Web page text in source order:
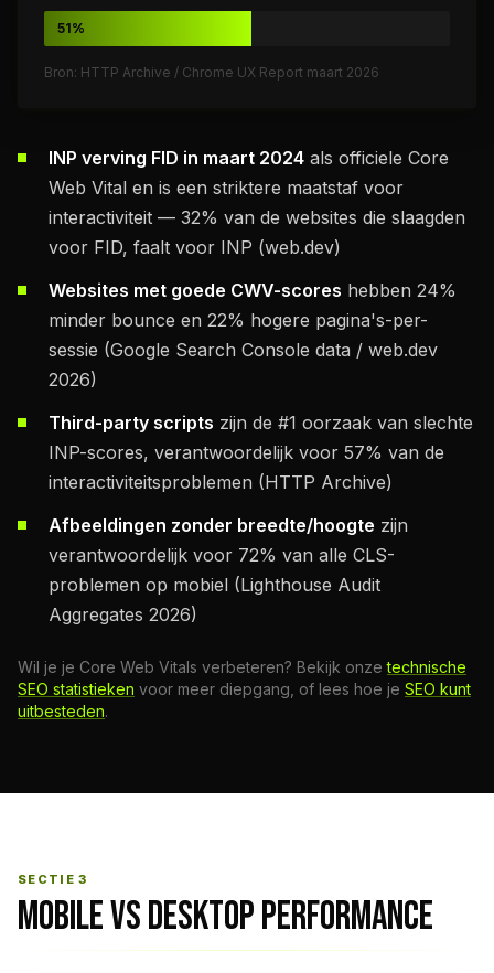
51%
Bron: HTTP Archive / Chrome UX Report maart 2026
INP verving FID in maart 2024 als officiele Core
Web Vital en is een striktere maatstaf voor
interactiviteit — 32% van de websites die slaagden
voor FID, faalt voor INP (web.dev)
Websites met goede CWV-scores hebben 24%
minder bounce en 22% hogere pagina's-per-
sessie (Google Search Console data / web.dev
2026)
Third-party scripts zijn de #1 oorzaak van slechte
INP-scores, verantwoordelijk voor 57% van de
interactiviteitsproblemen (HTTP Archive)
Afbeeldingen zonder breedte/hoogte zijn
verantwoordelijk voor 72% van alle CLS-
problemen op mobiel (Lighthouse Audit
Aggregates 2026)
Wil je je Core Web Vitals verbeteren? Bekijk onzetechnische
SEO statistieken voor meer diepgang, of lees hoe je SEO kunt
uitbesteden.
SECTIE 3
MOBILE VS DESKTOP PERFORMANCE